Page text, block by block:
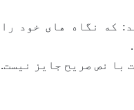
که نگاه های خود را
با نص صریح جایز نیست.